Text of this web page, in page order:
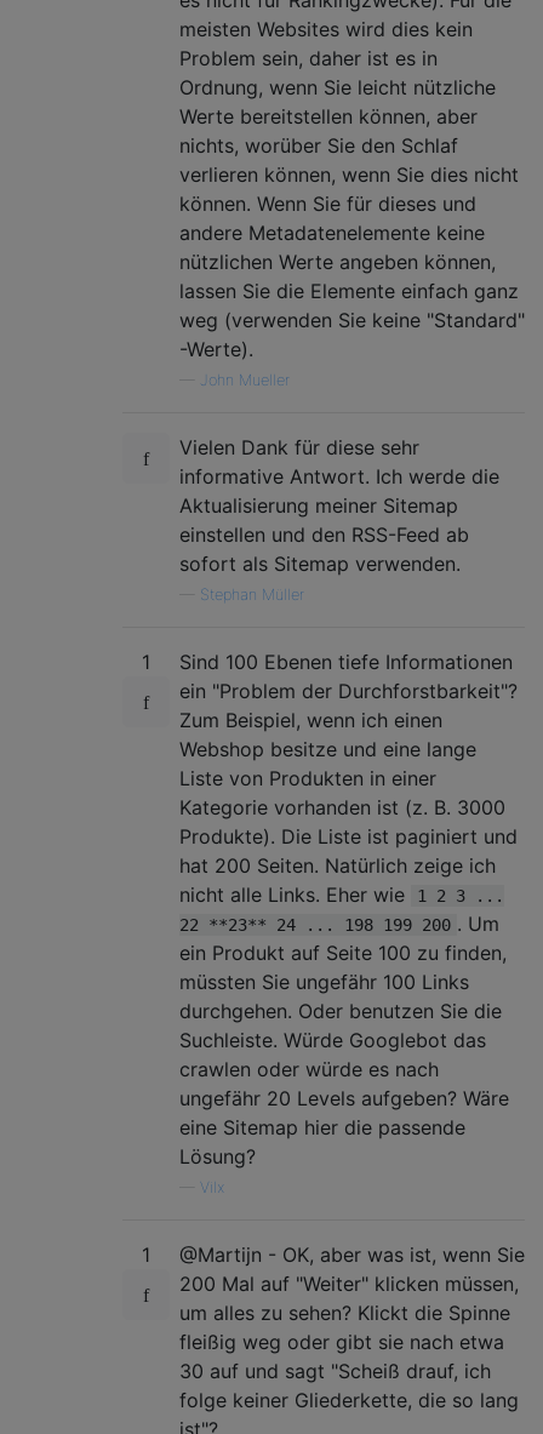
meisten Websites wird dies kein
Problem sein, daher ist es in
Ordnung, wenn Sie leicht nützliche
Werte bereitstellen können, aber
nichts, worüber Sie den Schlaf
verlieren können, wenn Sie dies nicht
können. Wenn Sie für dieses und
andere Metadatenelemente keine
nützlichen Werte angeben können,
lassen Sie die Elemente einfach ganz
weg (verwenden Sie keine "Standard"
-Werte).
John Mueller
Vielen Dank für diese sehr
informative Antwort. Ich werde die
Aktualisierung meiner Sitemap
einstellen und den RSS-Feed ab
sofort als Sitemap verwenden.
Stephan Müller
1
Sind 100 Ebenen tiefe Informationen
ein "Problem der Durchforstbarkeit"?
Zum Beispiel, wenn ich einen
Webshop besitze und eine lange
Liste von Produkten in einer
Kategorie vorhanden ist (z. B. 3000
Produkte). Die Liste ist paginiert und
hat 200 Seiten. Natürlich zeige ich
nicht alle Links. Eher wie
1 2 3 ...
22 **23** 24 ... 198 199 200 . Um
ein Produkt auf Seite 100 zu finden,
müssten Sie ungefähr 100 Links
durchgehen. Oder benutzen Sie die
Suchleiste. Würde Googlebot das
crawlen oder würde es nach
ungefähr 20 Levels aufgeben? Wäre
eine Sitemap hier die passende
Lösung?
Vilx
1
@Martijn - OK, aber was ist, wenn Sie
200 Mal auf "Weiter" klicken müssen,
um alles zu sehen? Klickt die Spinne
fleißig weg oder gibt sie nach etwa
30 auf und sagt "Scheiß drauf, ich
folge keiner Gliederkette, die so lang
ist"?